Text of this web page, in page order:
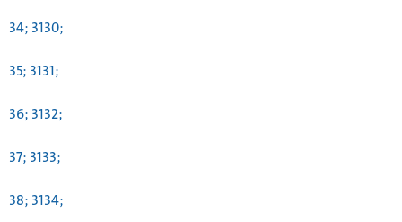
34; 3130;
35; 3131;
36; 3132;
37; 3133;
38; 3134;